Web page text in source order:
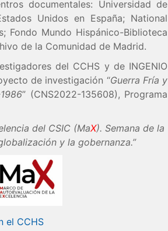
documentales: Universidad de
Unidos en España; National
Fondo Mundo Hispánico-Biblioteca
de la Comunidad de Madrid.
del CCHS y de INGENIO
de investigación “Guerra Fría y
” (CNS2022-135608), Programa
del CSIC (MaX). Semana de la
y la gobernanza.”
el CCHS